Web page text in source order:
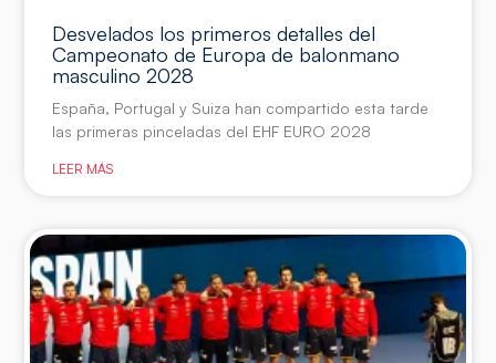
Desvelados los primeros detalles del
Campeonato de Europa de balonmano
masculino 2028
España, Portugal y Suiza han compartido esta tarde
las primeras pinceladas del EHF EURO 2028
LEER MÁS